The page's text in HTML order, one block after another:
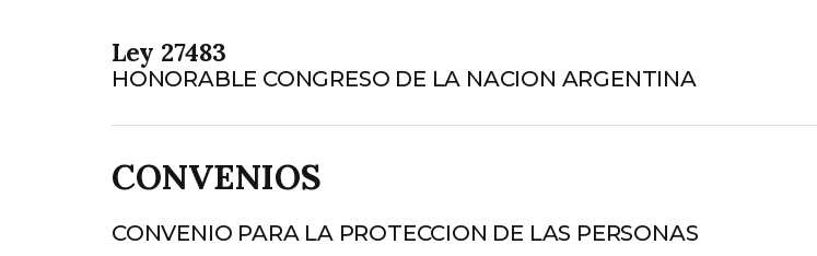
Ley 27483
HONORABLE CONGRESO DE LA NACION ARGENTINA
CONVENIOS
CONVENIO PARA LA PROTECCION DE LAS PERSONAS